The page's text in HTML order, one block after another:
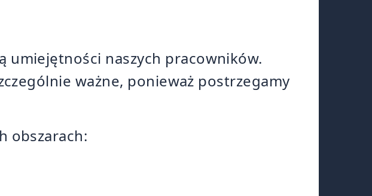
umiejętności naszych pracowników.
ważne, ponieważ postrzegamy
obszarach: